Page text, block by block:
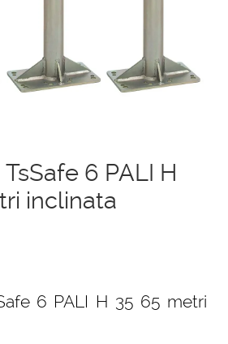
il
menu
Balaustre in acciaio e alluminio
6 PALI H
inclinata
6 PALI H 35 65 metri